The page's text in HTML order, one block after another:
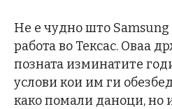
Не е чудно што Samsung
работа во Тексас. Оваа
позната изминатите
услови кои им ги
како помали даноци, но